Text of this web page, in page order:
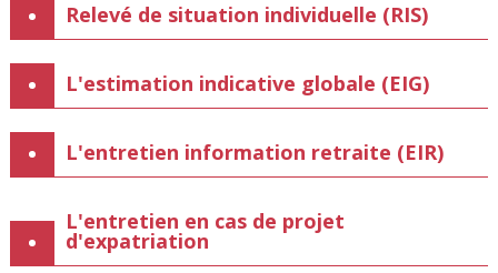
Relevé de situation individuelle (RIS)
L'estimation indicative globale (EIG)
L'entretien information retraite (EIR)
L'entretien en cas de projet
d'expatriation